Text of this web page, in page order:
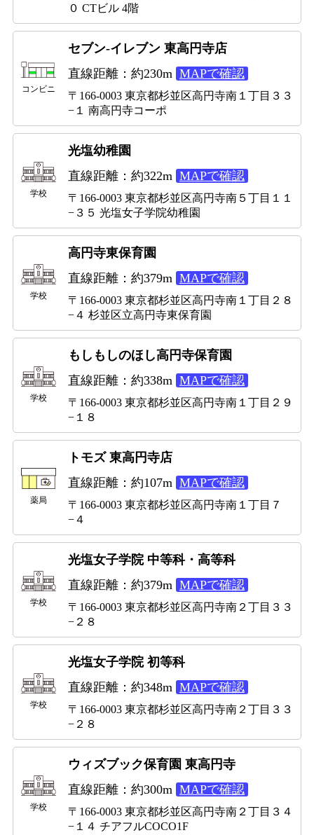
０ CTビル 4階
コンビニ
セブン-イレブン 東高円寺店
直線距離：約230m MAPで確認
〒166-0003 東京都杉並区高円寺南１丁目３３
−１ 南高円寺コーポ
学校
光塩幼稚園
直線距離：約322m MAPで確認
〒166-0003 東京都杉並区高円寺南５丁目１１
−３５ 光塩女子学院幼稚園
学校
高円寺東保育園
直線距離：約379m MAPで確認
〒166-0003 東京都杉並区高円寺南１丁目２８
−４ 杉並区立高円寺東保育園
学校
もしもしのほし高円寺保育園
直線距離：約338m MAPで確認
〒166-0003 東京都杉並区高円寺南１丁目２９
−１８
薬局
トモズ 東高円寺店
直線距離：約107m MAPで確認
〒166-0003 東京都杉並区高円寺南１丁目７
−４
学校
光塩女子学院 中等科・高等科
直線距離：約379m MAPで確認
〒166-0003 東京都杉並区高円寺南２丁目３３
−２８
学校
光塩女子学院 初等科
直線距離：約348m MAPで確認
〒166-0003 東京都杉並区高円寺南２丁目３３
−２８
学校
ウィズブック保育園 東高円寺
直線距離：約300m MAPで確認
〒166-0003 東京都杉並区高円寺南２丁目３４
−１４ チアフルCOCO1F